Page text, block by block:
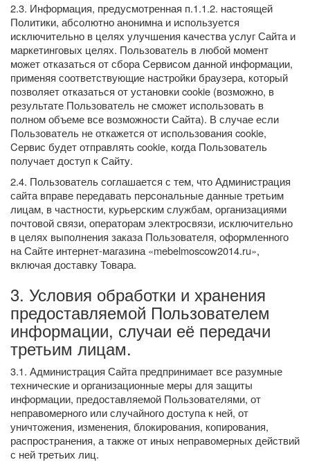
2.3. Информация, предусмотренная п.1.1.2. настоящей
Политики, абсолютно анонимна и используется
исключительно в целях улучшения качества услуг Сайта и
маркетинговых целях. Пользователь в любой момент
может отказаться от сбора Сервисом данной информации,
применяя соответствующие настройки браузера, который
позволяет отказаться от установки cookie (возможно, в
результате Пользователь не сможет использовать в
полном объеме все возможности Сайта). В случае если
Пользователь не откажется от использования cookie,
Cервис будет отправлять cookie, когда Пользователь
получает доступ к Сайту.
2.4. Пользователь соглашается с тем, что Администрация
сайта вправе передавать персональные данные третьим
лицам, в частности, курьерским службам, организациями
почтовой связи, операторам электросвязи, исключительно
в целях выполнения заказа Пользователя, оформленного
на Сайте интернет-магазина «mebelmoscow2014.ru»,
включая доставку Товара.
3. Условия обработки и хранения
предоставляемой Пользователем
информации, случаи её передачи
третьим лицам.
3.1. Администрация Сайта предпринимает все разумные
технические и организационные меры для защиты
информации, предоставляемой Пользователями, от
неправомерного или случайного доступа к ней, от
уничтожения, изменения, блокирования, копирования,
распространения, а также от иных неправомерных действий
с ней третьих лиц.